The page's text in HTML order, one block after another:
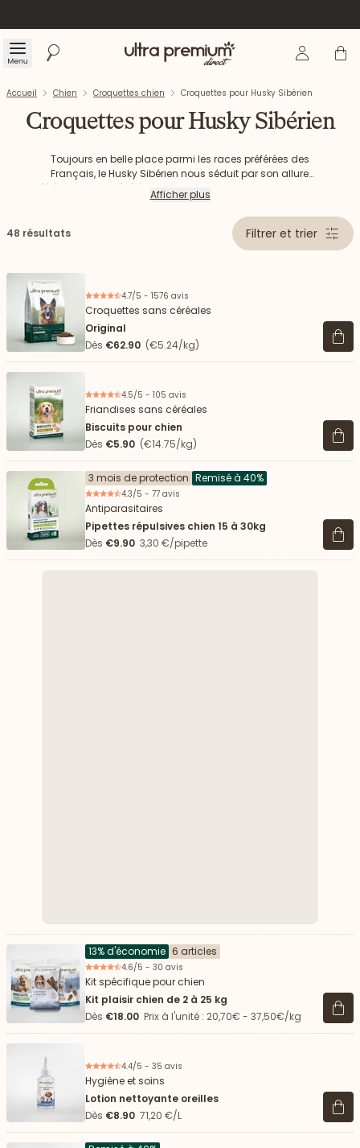
Menu Rechercher Accueil Se Panier
Accueil Chien Croquettes chien Croquettes pour Husky Sibérien
Croquettes pour Husky Sibérien
Toujours en belle place parmi les races préférées des
Français, le Husky Sibérien nous séduit par son allure
élégante. Considéré comme un petit mangeur, le Husky
Sibérien puise pourtant son énergie dans son alimentation.
Cette spécificité est à prendre en compte dans votre choix de
croquettes Husky Sibérien.
Découvrez notre sélection de croquettes Ultra Premium Direct
pour votre Husky de Sibérie.
Afficher plus
48 résultats Filtrer et trier
4.7/5 - 1576 avis
Croquettes sans céréales
Original
Dès €62.90 (€5.24/kg) Voir
4.5/5 - 105 avis
Friandises sans céréales
Biscuits pour chien
Dès €5.90 (€14.75/kg) Voir
3 mois de protection Remisé à 40%
4.3/5 - 77 avis
Antiparasitaires
Pipettes répulsives chien 15 à 30kg
Dès €9.90 3,30 €/pipette Voir
13% d'économie 6 articles
4.6/5 - 30 avis
Kit spécifique pour chien
Kit plaisir chien de 2 à 25 kg
Dès €18.00 Prix à l'unité : 20,70€ - 37,50€/kg Voir
4.4/5 - 35 avis
Hygiène et soins
Lotion nettoyante oreilles
Dès €8.90 71,20 €/L Voir